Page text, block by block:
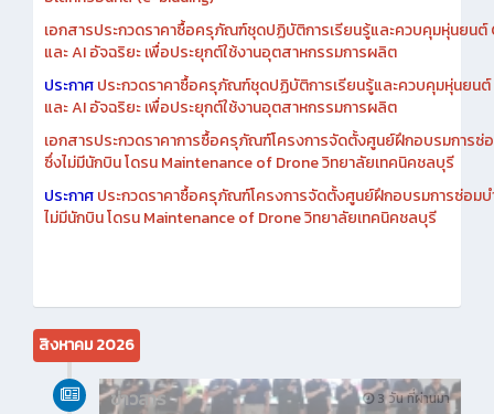
ประกาศประกวดราคาซื้อครุภัณฑ์เครื่องแมชชีนนิ่งเซ็กเตอร์ พร้อมอุปก
อิเล็กทรอนิกส์ (e-bidding)
เอกสารประกวดราคาซื้อครุภัณฑ์ชุดปฏิบัติการเรียนรู้และควบคุมหุ่นยน
และ AI อัจฉริยะ เพื่อประยุกต์ใช้งานอุตสาหกรรมการผลิต
ประกาศประกวดราคาซื้อครุภัณฑ์ชุดปฏิบัติการเรียนรู้และควบคุมหุ่นยน
และ AI อัจฉริยะ เพื่อประยุกต์ใช้งานอุตสาหกรรมการผลิต
เอกสารประกวดราคาการซื้อครุภัณฑ์โครงการจัดตั้งศูนย์ฝึกอบรมการซ่
ซึ่งไม่มีนักบิน โดรน Maintenance of Drone วิทยาลัยเทคนิคชลบุรี
ประกาศประกวดราคาซื้อครุภัณฑ์โครงการจัดตั้งศูนย์ฝึกอบรมการซ่อมบ
สิงหาคม 2026